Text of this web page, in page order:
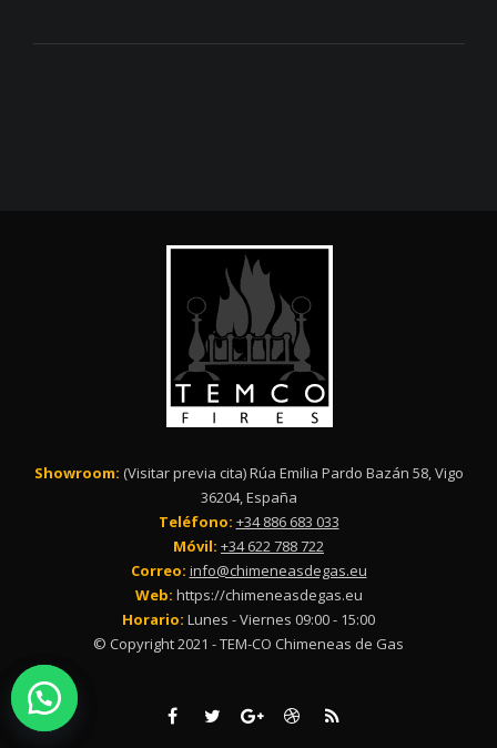
Showroom: (Visitar previa cita) Rúa Emilia Pardo Bazán 58, Vigo
36204, España
Teléfono: +34 886 683 033
Móvil: +34 622 788 722
Correo: info@chimeneasdegas.eu
Web: https://chimeneasdegas.eu
Horario: Lunes - Viernes 09:00 - 15:00
© Copyright 2021 - TEM-CO Chimeneas de Gas